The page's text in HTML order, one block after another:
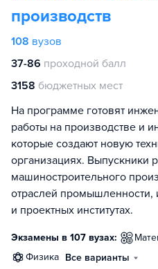
производств
108 вузов
37-86 проходной балл
3158 бюджетных мест
На программе готовят
работы на производстве и
которые создают новую
организациях. Выпускники
машиностроительного
отраслей промышленности,
и проектных институтах.
Экзамены в 107 вузах:
физика Все варианты